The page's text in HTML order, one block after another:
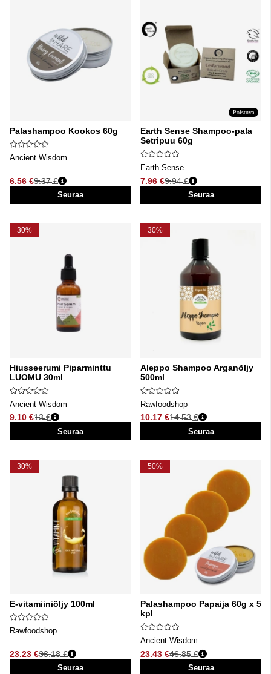
Palashampoo Kookos 60g
Ancient Wisdom
6.56 €
Normaali hinta
9.37 €
Seuraa
Poistuva
Earth Sense Shampoo-pala
Setripuu 60g
Earth Sense
7.96 €
Normaali hinta
9.94 €
Seuraa
30%
Hiusseerumi Piparminttu
LUOMU 30ml
Ancient Wisdom
9.10 €
Normaali hinta
13 €
Seuraa
30%
Aleppo Shampoo Arganöljy
500ml
Rawfoodshop
10.17 €
Normaali hinta
14.53 €
Seuraa
30%
E-vitamiiniöljy 100ml
Rawfoodshop
23.23 €
Normaali hinta
33.18 €
Seuraa
50%
Palashampoo Papaija 60g x 5
kpl
Ancient Wisdom
23.43 €
Normaali hinta
46.85 €
Seuraa